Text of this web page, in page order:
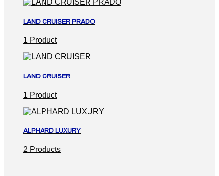
LAND CRUISER PRADO
1 Product
LAND CRUISER
1 Product
ALPHARD LUXURY
2 Products